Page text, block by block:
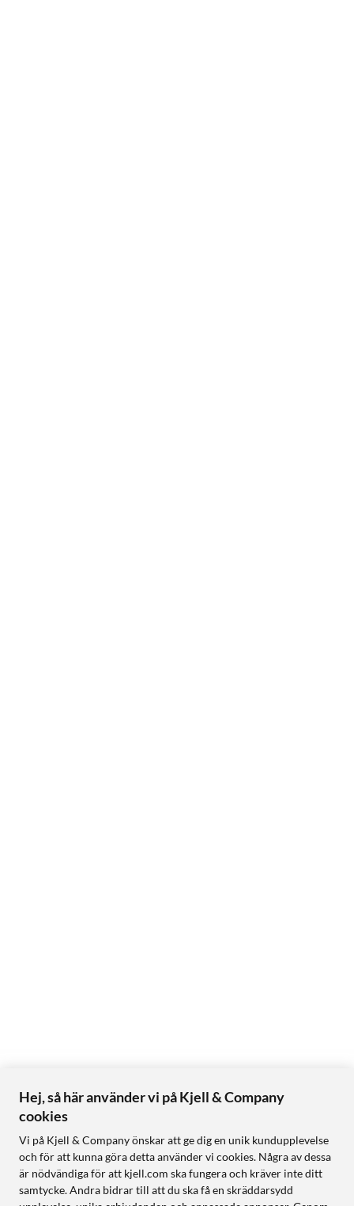
Hej, så här använder vi på Kjell & Company
cookies
Vi på Kjell & Company önskar att ge dig en unik kundupplevelse
och för att kunna göra detta använder vi cookies. Några av dessa
är nödvändiga för att kjell.com ska fungera och kräver inte ditt
samtycke. Andra bidrar till att du ska få en skräddarsydd